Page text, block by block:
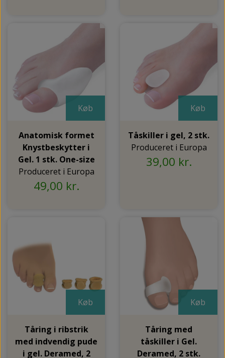
Køb
Anatomisk formet
Knystbeskytter i
Gel. 1 stk. One-size
Produceret i Europa
49,00 kr.
Køb
Tåskiller i gel, 2 stk.
Produceret i Europa
39,00 kr.
Køb
Tåring i ribstrik
med indvendig pude
i gel. Deramed, 2
Køb
Tåring med
tåskiller i Gel.
Deramed, 2 stk.